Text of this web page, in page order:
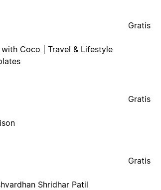
with Coco | Travel & Lifestyle
Gratis
Gratis
Shridhar Patil
Gratis